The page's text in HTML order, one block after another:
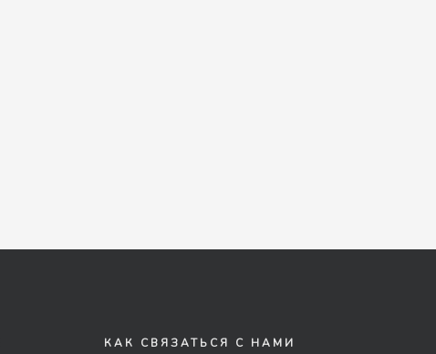
КАК СВЯЗАТЬСЯ С НАМИ